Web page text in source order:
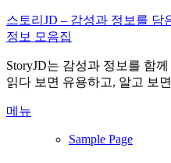
내
용
로
바
가
스토리JD – 감성과 정보를 담
정보 모음집
StoryJD는 감성과 정보를 함
읽다 보면 유용하고, 알고 보
메뉴
Sample Page